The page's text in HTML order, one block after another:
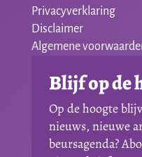
Privacyverklaring
Disclaimer
Algemene
Blijf op de
Op de hoogte
nieuws, nieuwe
beursagenda?